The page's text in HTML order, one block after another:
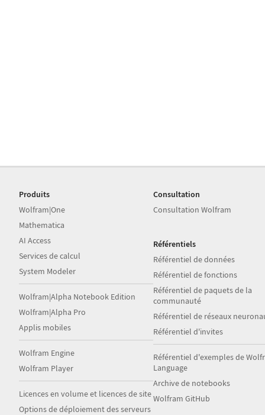
Produits
Wolfram|One
Mathematica
AI Access
Services de calcul
System Modeler
Wolfram|Alpha Notebook Edition
Wolfram|Alpha Pro
Applis mobiles
Wolfram Engine
Wolfram Player
Licences en volume et licences de site
Options de déploiement des serveurs
Consultation
Consultation Wolfram
Référentiels
Référentiel de données
Référentiel de fonctions
Référentiel de paquets de la
communauté
Référentiel de réseaux
Référentiel d'invites
Référentiel d'exemples de
Language
Archive de notebooks
Wolfram GitHub